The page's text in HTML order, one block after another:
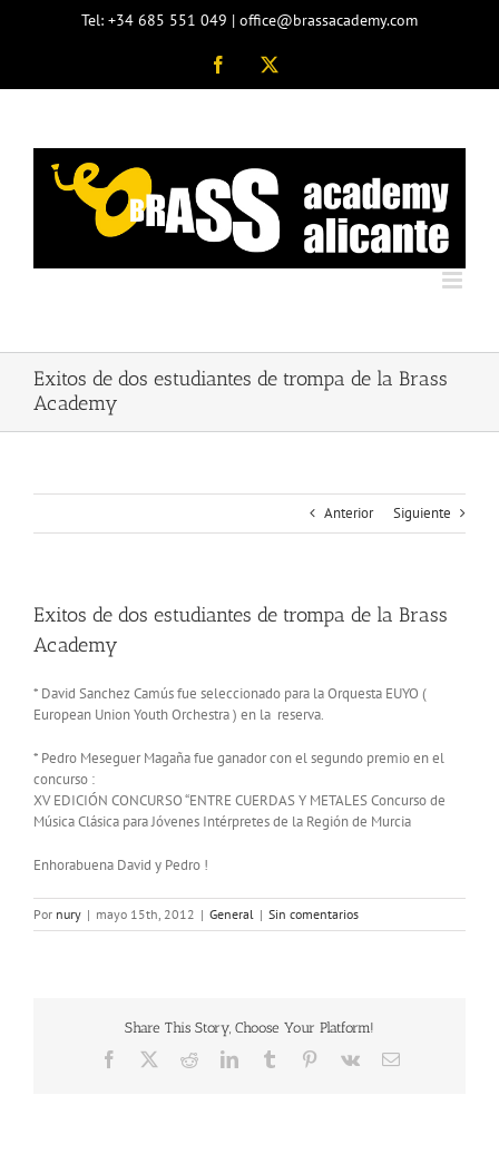
Tel: +34 685 551 049 | office@brassacademy.com
Facebook
Exitos de dos estudiantes de trompa de la Brass
Academy
Anterior Siguiente
Exitos de dos estudiantes de trompa de la Brass
Academy
* David Sanchez Camús fue seleccionado para la Orquesta EUYO (
European Union Youth Orchestra ) en la reserva.
* Pedro Meseguer Magaña fue ganador con el segundo premio en el
concurso :
XV EDICIÓN CONCURSO “ENTRE CUERDAS Y METALES Concurso de
Música Clásica para Jóvenes Intérpretes de la Región de Murcia
Enhorabuena David y Pedro !
Por nury | mayo 15th, 2012 | General | Sin comentarios
Share This Story, Choose Your Platform!
Facebook RedditLinkedInTumblr Pinterest
Vk
Correo